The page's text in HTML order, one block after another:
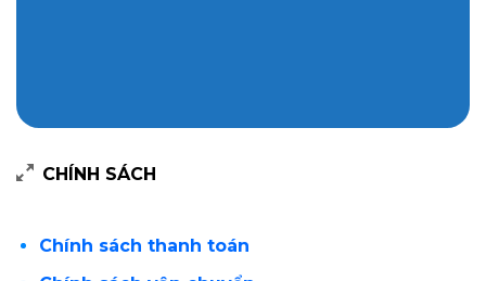
CHÍNH SÁCH
Chính sách thanh toán